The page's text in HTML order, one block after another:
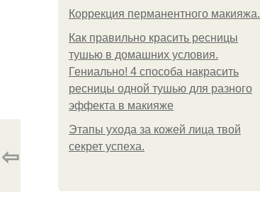
Коррекция перманентного макияжа.
Как правильно красить ресницы
тушью в домашних условия.
Гениально! 4 способа накрасить
ресницы одной тушью для разного
эффекта в макияже
Этапы ухода за кожей лица твой
секрет успеха.
⇦